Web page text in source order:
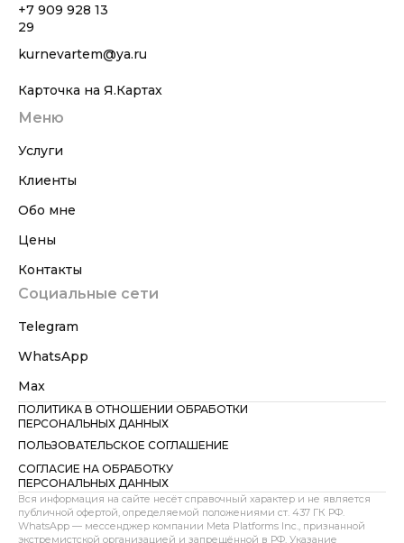
+7 909 928 13
29
kurnevartem@ya.ru
Карточка на Я.Картах
Меню
Услуги
Клиенты
Обо мне
Цены
Контакты
Социальные сети
Telegram
WhatsApp
Max
ПОЛИТИКА В ОТНОШЕНИИ ОБРАБОТКИ
ПЕРСОНАЛЬНЫХ ДАННЫХ
ПОЛЬЗОВАТЕЛЬСКОЕ СОГЛАШЕНИЕ
СОГЛАСИЕ НА ОБРАБОТКУ
ПЕРСОНАЛЬНЫХ ДАННЫХ
Вся информация на сайте несёт справочный характер и не является
публичной офертой, определяемой положениями ст. 437 ГК РФ.
WhatsApp — мессенджер компании Meta Platforms Inc., признанной
экстремистской организацией и запрещённой в РФ. Указание